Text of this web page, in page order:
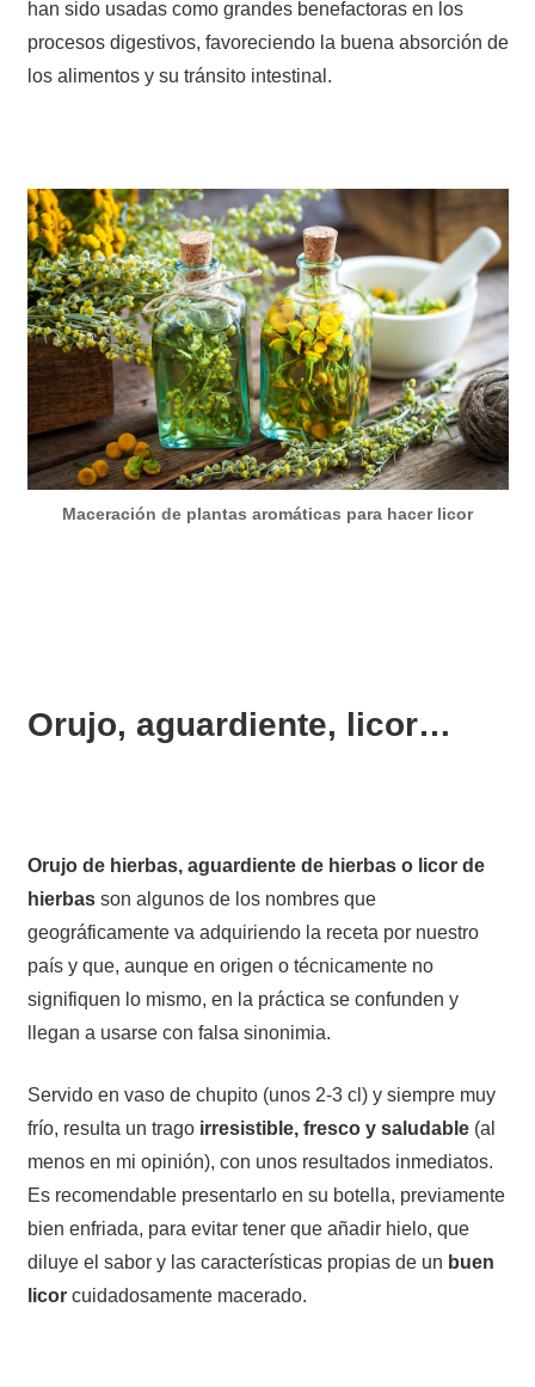
han sido usadas como grandes benefactoras en los
procesos digestivos, favoreciendo la buena absorción de
los alimentos y su tránsito intestinal.
Maceración de plantas aromáticas para hacer licor
Orujo, aguardiente, licor…
Orujo de hierbas, aguardiente de hierbas o licor de
hierbasson algunos de los nombres que
geográficamente va adquiriendo la receta por nuestro
país y que, aunque en origen o técnicamente no
signifiquen lo mismo, en la práctica se confunden y
llegan a usarse con falsa sinonimia.
Servido en vaso de chupito (unos 2-3 cl) y siempre muy
frío, resulta un trago irresistible, fresco y saludable(al
menos en mi opinión), con unos resultados inmediatos.
Es recomendable presentarlo en su botella, previamente
bien enfriada, para evitar tener que añadir hielo, que
diluye el sabor y las características propias de un buen
licorcuidadosamente macerado.